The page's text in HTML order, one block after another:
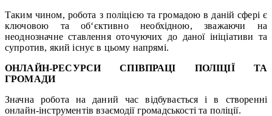
Таким чином, робота з поліцією та громадою в даній сфері є
ключовою та об‘єктивно необхідною, зважаючи на
неоднозначне ставлення оточуючих до даної ініціативи та
супротив, який існує в цьому напрямі.
ОНЛАЙН-РЕСУРСИ СПІВПРАЦІ ПОЛІЦІЇ ТА
ГРОМАДИ
Значна робота на даний час відбувається і в створенні
онлайн-інструментів взаємодії громадськості та поліції.